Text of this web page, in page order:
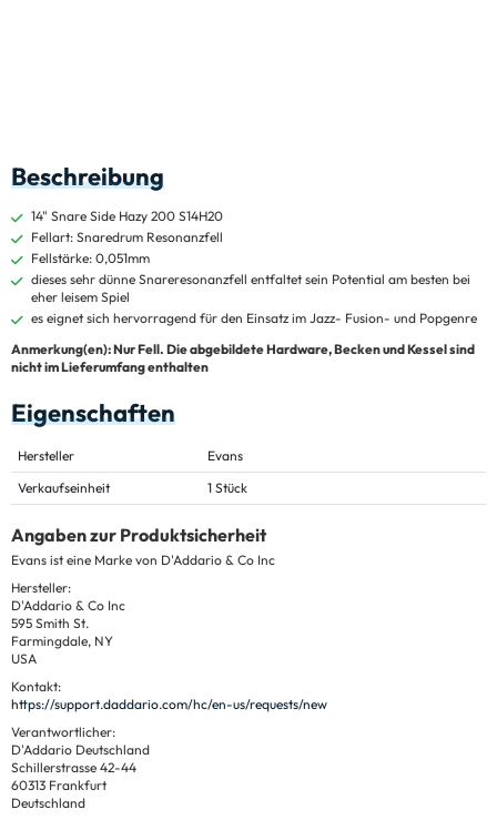
Beschreibung
14" Snare Side Hazy 200 S14H20
Fellart: Snaredrum Resonanzfell
Fellstärke: 0,051mm
dieses sehr dünne Snareresonanzfell entfaltet sein Potential am besten bei
eher leisem Spiel
es eignet sich hervorragend für den Einsatz im Jazz- Fusion- und Popgenre
Anmerkung(en): Nur Fell. Die abgebildete Hardware, Becken und Kessel sind
nicht im Lieferumfang enthalten
Eigenschaften
Hersteller
Evans
Verkaufseinheit
1 Stück
Angaben zur Produktsicherheit
Evans ist eine Marke von D'Addario & Co Inc
Hersteller:
D'Addario & Co Inc
595 Smith St.
Farmingdale, NY
USA
Kontakt:
https://support.daddario.com/hc/en-us/requests/new
Verantwortlicher:
D'Addario Deutschland
Schillerstrasse 42-44
60313 Frankfurt
Deutschland